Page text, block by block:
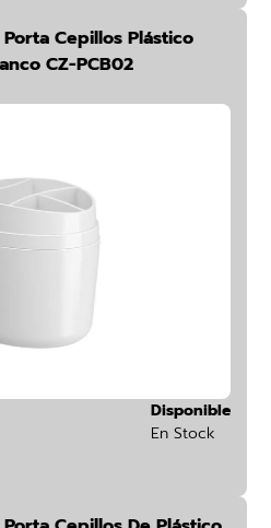
Cepillos Plástico
CZ-PCB02
Disponible
En Stock